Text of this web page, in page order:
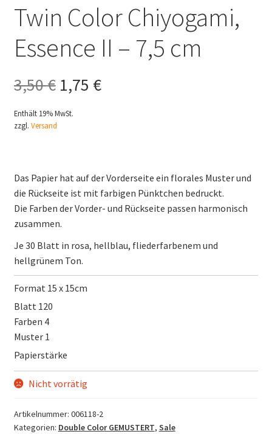
Twin Color Chiyogami,
Essence II – 7,5 cm
3,50€ Ursprünglicher
Preis
1,75 €Aktueller
Enthält 19% MwSt.
zzgl. Versand
Das Papier hat auf der Vorderseite ein florales Muster und
die Rückseite ist mit farbigen Pünktchen bedruckt.
Die Farben der Vorder- und Rückseite passen harmonisch
zusammen.
Je 30 Blatt in rosa, hellblau, fliederfarbenem und
hellgrünem Ton.
Format 15 x 15cm
Blatt 120
Farben 4
Muster 1
Papierstärke
Nicht vorrätig
Artikelnummer: 006118-2
Kategorien: Double Color GEMUSTERT, Sale